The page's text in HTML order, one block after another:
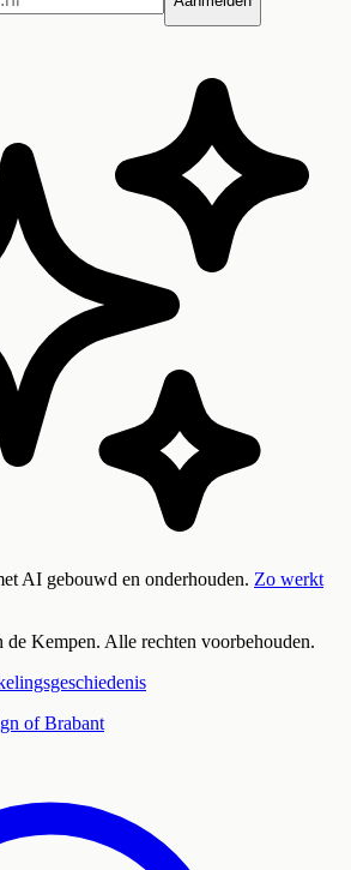
AI gebouwd en onderhouden. Zo werkt
de Kempen. Alle rechten voorbehouden.
of Brabant